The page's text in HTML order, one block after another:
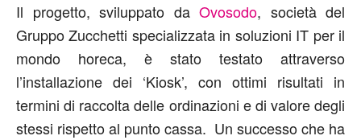
Il progetto, sviluppato daOvosodo, società del
Gruppo Zucchetti specializzata in soluzioni IT per il
mondo horeca, è stato testato attraverso
l’installazione dei ‘Kiosk’, con ottimi risultati in
termini di raccolta delle ordinazioni e di valore degli
stessi rispetto al punto cassa. Un successo che ha